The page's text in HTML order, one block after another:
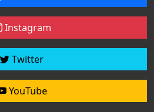
Instagram
Twitter
YouTube